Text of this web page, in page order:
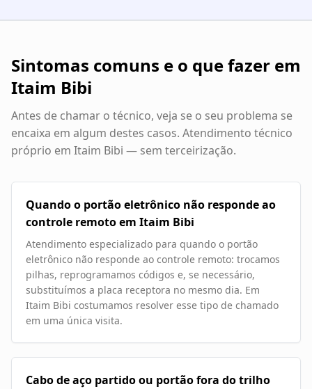
Sintomas comuns e o que fazer em
Itaim Bibi
Antes de chamar o técnico, veja se o seu problema se
encaixa em algum destes casos. Atendimento técnico
próprio em Itaim Bibi — sem terceirização.
Quando o portão eletrônico não responde ao
controle remoto em Itaim Bibi
Atendimento especializado para quando o portão
eletrônico não responde ao controle remoto: trocamos
pilhas, reprogramamos códigos e, se necessário,
substituímos a placa receptora no mesmo dia. Em
Itaim Bibi costumamos resolver esse tipo de chamado
em uma única visita.
Cabo de aço partido ou portão fora do trilho